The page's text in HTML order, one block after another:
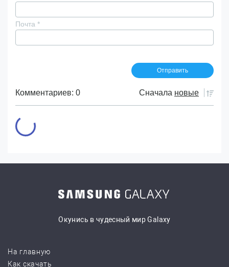
Почта *
Комментариев: 0 Сначала новые
Окунись в чудесный мир Galaxy
На главную
Как скачать